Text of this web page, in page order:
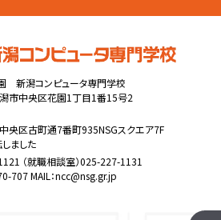
新潟コンピュータ専門学校
市中央区花園1丁目1番15号2
央区古町通7番町935NSGスクエア7F
ました
（就職相談室）025-227-1131
707 MAIL：ncc@nsg.gr.jp